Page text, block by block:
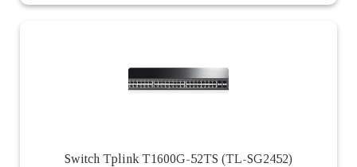
Switch Tplink T1600G-52TS (TL-SG2452)